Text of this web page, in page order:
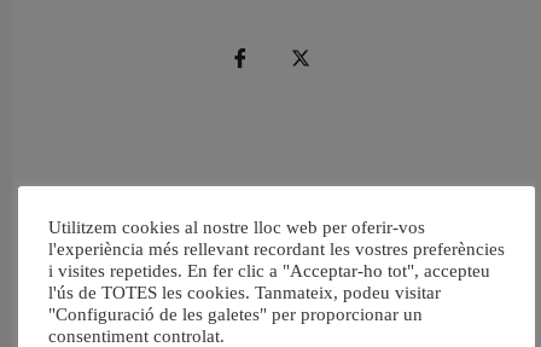
Utilitzem cookies al nostre lloc web per oferir-vos
l'experiència més rellevant recordant les vostres preferències
i visites repetides. En fer clic a "Acceptar-ho tot", accepteu
l'ús de TOTES les cookies. Tanmateix, podeu visitar
"Configuració de les galetes" per proporcionar un
consentiment controlat.